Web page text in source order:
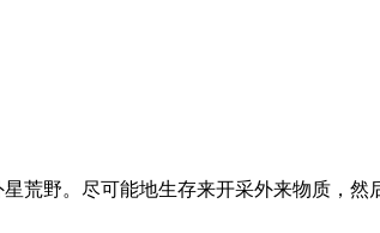
荒野。尽可能地生存来开采外来物质，然